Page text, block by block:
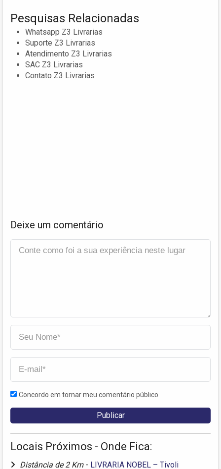
Pesquisas Relacionadas
Whatsapp Z3 Livrarias
Suporte Z3 Livrarias
Atendimento Z3 Livrarias
SAC Z3 Livrarias
Contato Z3 Livrarias
Deixe um comentário
Concordo em tornar meu comentário público
Locais Próximos - Onde Fica:
Distância de 2 Km - LIVRARIA NOBEL – Tivoli